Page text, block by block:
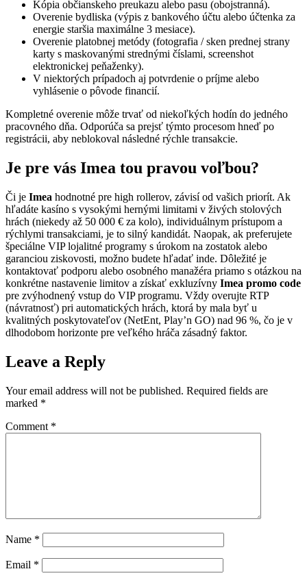
Kópia občianskeho preukazu alebo pasu (obojstranná).
Overenie bydliska (výpis z bankového účtu alebo účtenka za
energie staršia maximálne 3 mesiace).
Overenie platobnej metódy (fotografia / sken prednej strany
karty s maskovanými strednými číslami, screenshot
elektronickej peňaženky).
V niektorých prípadoch aj potvrdenie o príjme alebo
vyhlásenie o pôvode financií.
Kompletné overenie môže trvať od niekoľkých hodín do jedného
pracovného dňa. Odporúča sa prejsť týmto procesom hneď po
registrácii, aby neblokoval následné rýchle transakcie.
Je pre vás Imea tou pravou voľbou?
Či je Imea hodnotné pre high rollerov, závisí od vašich priorít. Ak
hľadáte kasíno s vysokými hernými limitami v živých stolových
hrách (niekedy až 50 000 € za kolo), individuálnym prístupom a
rýchlymi transakciami, je to silný kandidát. Naopak, ak preferujete
špeciálne VIP lojalitné programy s úrokom na zostatok alebo
garanciou ziskovosti, možno budete hľadať inde. Dôležité je
kontaktovať podporu alebo osobného manažéra priamo s otázkou na
konkrétne nastavenie limitov a získať exkluzívny Imea promo code
pre zvýhodnený vstup do VIP programu. Vždy overujte RTP
(návratnosť) pri automatických hrách, ktorá by mala byť u
kvalitných poskytovateľov (NetEnt, Play’n GO) nad 96 %, čo je v
dlhodobom horizonte pre veľkého hráča zásadný faktor.
Leave a Reply
Your email address will not be published. Required fields are
marked *
Comment *
Name *
Email *